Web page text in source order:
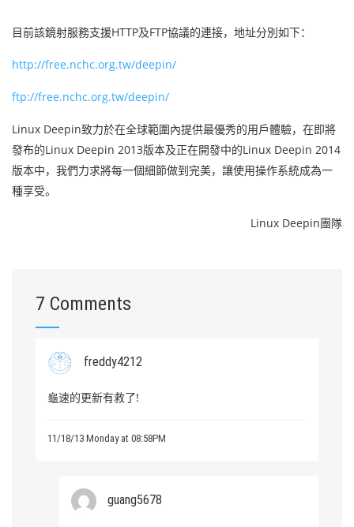
目前該鏡射服務支援HTTP及FTP協議的連接，地址分別如下：
http://free.nchc.org.tw/deepin/
ftp://free.nchc.org.tw/deepin/
Linux Deepin致力於在全球範圍內提供最優秀的用戶體驗，在即將
發布的Linux Deepin 2013版本及正在開發中的Linux Deepin 2014
版本中，我們力求將每一個細節做到完美，讓使用操作系統成為一
種享受。
Linux Deepin團隊
7 Comments
freddy4212
龜速的更新有救了!
11/18/13 Monday at 08:58PM
guang5678